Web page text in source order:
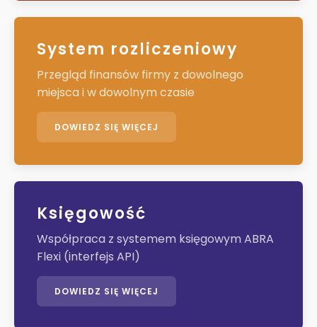
System rozliczeniowy
Przegląd finansów firmy z dowolnego
miejsca i w dowolnym czasie
DOWIEDZ SIĘ WIĘCEJ
Księgowość
Współpraca z systemem księgowym ABRA
Flexi (interfejs API)
DOWIEDZ SIĘ WIĘCEJ